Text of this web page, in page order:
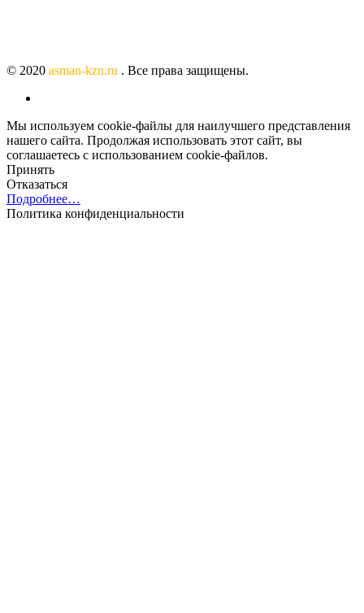
© 2020 asman-kzn.ru . Все права защищены.
Мы используем cookie-файлы для наилучшего представления
нашего сайта. Продолжая использовать этот сайт, вы
соглашаетесь с использованием cookie-файлов.
Принять
Отказаться
Подробнее…
Политика конфиденциальности